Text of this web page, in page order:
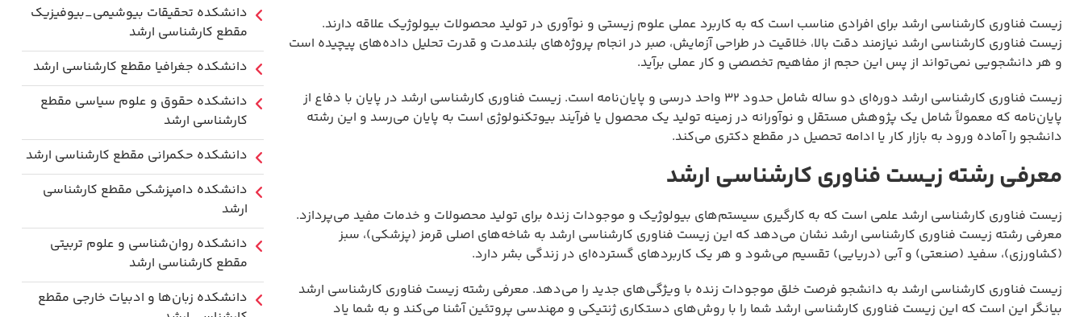
زیست فناوری کارشناسی ارشد برای افرادی مناسب است که به کاربرد عملی علوم زیستی و نوآوری در تولید محصولات بیولوژیک علاقه دارند.
زیست فناوری کارشناسی ارشد نیازمند دقت بالا، خلاقیت در طراحی آزمایش، صبر در انجام پروژه‌های بلندمدت و قدرت تحلیل داده‌های پیچیده است
و هر دانشجویی نمی‌تواند از پس این حجم از مفاهیم تخصصی و کار عملی برآید.
زیست فناوری کارشناسی ارشد دوره‌ای دو ساله شامل حدود ۳۲ واحد درسی و پایان‌نامه است. زیست فناوری کارشناسی ارشد در پایان با دفاع از
پایان‌نامه که معمولاً شامل یک پژوهش مستقل و نوآورانه در زمینه تولید یک محصول یا فرآیند بیوتکنولوژی است به پایان می‌رسد و این رشته
دانشجو را آماده ورود به بازار کار یا ادامه تحصیل در مقطع دکتری می‌کند.
معرفی رشته زیست فناوری کارشناسی ارشد
زیست فناوری کارشناسی ارشد علمی است که به کارگیری سیستم‌های بیولوژیک و موجودات زنده برای تولید محصولات و خدمات مفید می‌پردازد.
معرفی رشته زیست فناوری کارشناسی ارشد نشان می‌دهد که این زیست فناوری کارشناسی ارشد به شاخه‌های اصلی قرمز (پزشکی)، سبز
(کشاورزی)، سفید (صنعتی) و آبی (دریایی) تقسیم می‌شود و هر یک کاربردهای گسترده‌ای در زندگی بشر دارد.
زیست فناوری کارشناسی ارشد به دانشجو فرصت خلق موجودات زنده با ویژگی‌های جدید را می‌دهد. معرفی رشته زیست فناوری کارشناسی ارشد
بیانگر این است که این زیست فناوری کارشناسی ارشد شما را با روش‌های دستکاری ژنتیکی و مهندسی پروتئین آشنا می‌کند و به شما یاد
دانشکده تحقیقات بیوشیمی_بیوفیزیک
مقطع کارشناسی ارشد
دانشکده جغرافیا مقطع کارشناسی ارشد
دانشکده حقوق و علوم سیاسی مقطع
کارشناسی ارشد
دانشکده حکمرانی مقطع کارشناسی ارشد
دانشکده دامپزشکی مقطع کارشناسی
ارشد
دانشکده روان‌شناسی و علوم تربیتی
مقطع کارشناسی ارشد
دانشکده زبان‌ها و ادبیات خارجی مقطع